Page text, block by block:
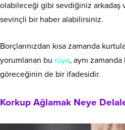
olabileceği gibi sevdiğiniz arkadaş
sevinçli bir haber alabilirsiniz.
Borçlarınızdan kısa zamanda
yorumlanan bu rüya, aynı
göreceğinin de bir ifadesidir.
Korkup Ağlamak Neye